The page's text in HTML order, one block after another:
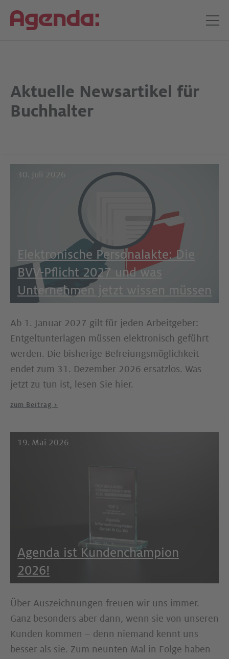
Aktuelle Newsartikel für
Buchhalter
Elektronische Personalakte: Die
BVV-Pflicht 2027 und was
Unternehmen jetzt wissen müssen
30. Juli 2026
Ab 1. Januar 2027 gilt für jeden Arbeitgeber:
Entgeltunterlagen müssen elektronisch geführt
werden. Die bisherige Befreiungsmöglichkeit
endet zum 31. Dezember 2026 ersatzlos. Was
jetzt zu tun ist, lesen Sie hier.
zum Beitrag >
Agenda ist Kundenchampion
2026!
19. Mai 2026
Über Auszeichnungen freuen wir uns immer.
Ganz besonders aber dann, wenn sie von unseren
Kunden kommen – denn niemand kennt uns
besser als sie. Zum neunten Mal in Folge haben